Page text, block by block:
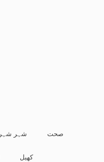
شہر شہر صحت
کھیل